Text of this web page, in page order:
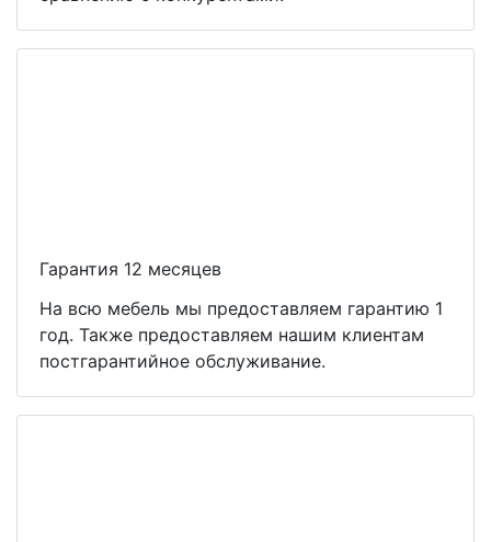
Гарантия 12 месяцев
На всю мебель мы предоставляем гарантию 1
год. Также предоставляем нашим клиентам
постгарантийное обслуживание.